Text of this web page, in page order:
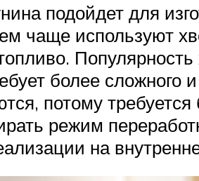
подойдет для
чаще используют
более сложного
потому
режим
на